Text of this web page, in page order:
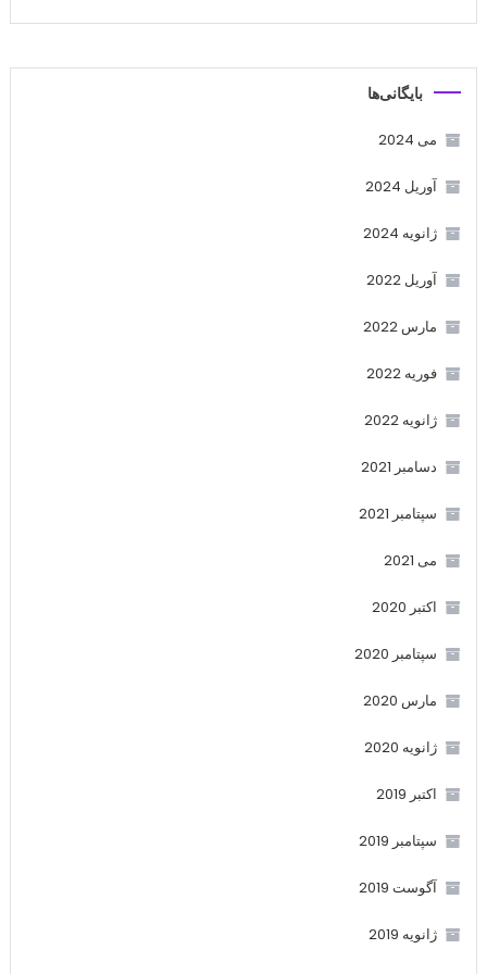
بایگانی‌ها
می 2024
آوریل 2024
ژانویه 2024
آوریل 2022
مارس 2022
فوریه 2022
ژانویه 2022
دسامبر 2021
سپتامبر 2021
می 2021
اکتبر 2020
سپتامبر 2020
مارس 2020
ژانویه 2020
اکتبر 2019
سپتامبر 2019
آگوست 2019
ژانویه 2019